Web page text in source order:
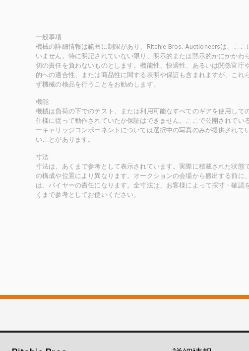
一般事項
機械の詳細情報は範囲に制限があり、Ritchie Bros. Auctioneersは、こ
いません。特に明記されていない限り、明示的または黙示的かにかか
切の責任を負わないものとします。機能性、快適性、あるいは関係官
的への適合性、または商品性に関する表明や保証も含まれますが、こ
ず機械の検品を行うことをお勧めします。
機能
機械は負荷の下でのテスト、または利用可能なすべてのギアを使用し
仕様に従って動作されていたか保証はできません。ここで公開されて
ーキャリッジコンポーネントについては選択中の写真のみが提供され
いことがあります。
寸法
寸法は、あくまで参考として表示されています。実際に積載された状
の構成や位置により異なります。オークションの会場から搬出する前
は、バイヤーの責任になります。全寸法は、お客様によって採寸・確
くまで参考としてお使いください。